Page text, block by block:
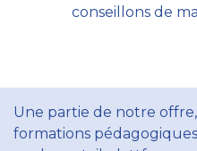
conseillons de
Une partie de notre
formations